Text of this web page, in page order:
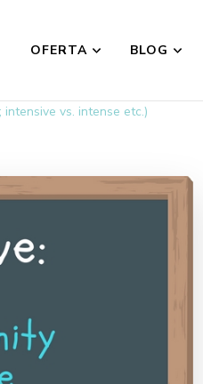
OFERTA BLOG
vs. intense etc.)